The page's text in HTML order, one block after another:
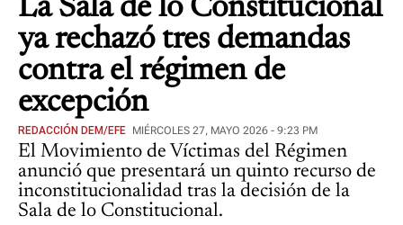
La Sala de lo Constitucional
ya rechazó tres demandas
contra el régimen de
excepción
REDACCIÓN DEM/EFE MIÉRCOLES 27, MAYO 2026 - 9:23 PM
El Movimiento de Víctimas del Régimen
anunció que presentará un quinto recurso de
inconstitucionalidad tras la decisión de la
Sala de lo Constitucional.